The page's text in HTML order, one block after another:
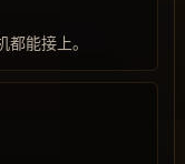
能接上。